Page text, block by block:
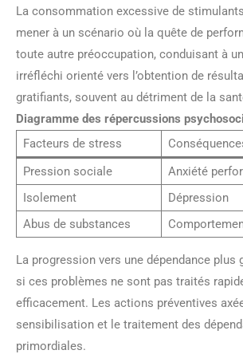
La consommation excessive de
mener à un scénario où la quête de
toute autre préoccupation, conduisant à
irréfléchi orienté vers l’obtention de
gratifiants, souvent au détriment de la
Diagramme des répercussions
Facteurs de stress
Pression sociale
Anxiété
Isolement
Dépression
Abus de substances
La progression vers une dépendance plus
si ces problèmes ne sont pas traités
efficacement. Les actions préventives
sensibilisation et le traitement des
primordiales.